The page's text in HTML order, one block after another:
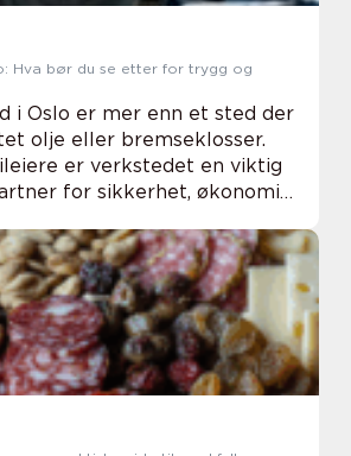
Hva bør du se etter for trygg og
i Oslo er mer enn et sted der
olje eller bremseklosser.
er verkstedet en viktig
for sikkerhet, økonomi